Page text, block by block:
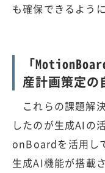
も確保できるように
「
産計画策定の
これらの課題解
したのが生成AIの
onBoardを活用し
生成AI機能が搭載